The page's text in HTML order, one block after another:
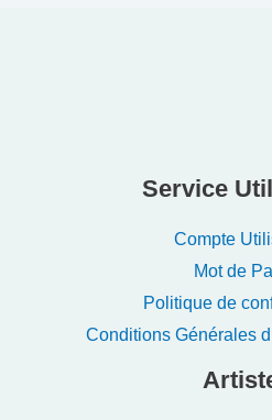
Service
Compte
Mot de
Politique de
Conditions Générales